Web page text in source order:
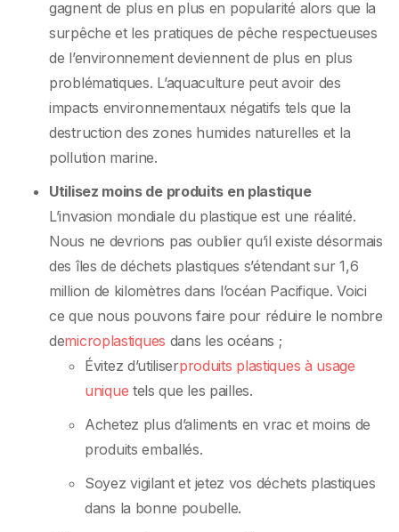
gagnent de plus en plus en popularité alors que la
surpêche et les pratiques de pêche respectueuses
de l’environnement deviennent de plus en plus
problématiques. L’aquaculture peut avoir des
impacts environnementaux négatifs tels que la
destruction des zones humides naturelles et la
pollution marine.
Utilisez moins de produits en plastique
L’invasion mondiale du plastique est une réalité.
Nous ne devrions pas oublier qu’il existe désormais
des îles de déchets plastiques s’étendant sur 1,6
million de kilomètres dans l’océan Pacifique. Voici
ce que nous pouvons faire pour réduire le nombre
demicroplastiques dans les océans ;
Évitez d’utiliserproduits plastiques à usage
unique tels que les pailles.
Achetez plus d’aliments en vrac et moins de
produits emballés.
Soyez vigilant et jetez vos déchets plastiques
dans la bonne poubelle.